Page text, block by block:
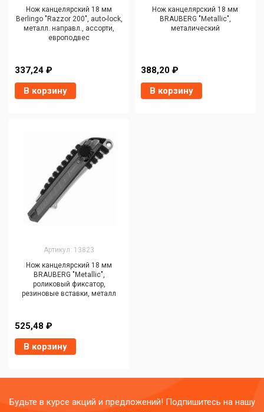
Нож канцелярский 18 мм
Berlingo "Razzor 200", auto-lock,
металл. направл., ассорти,
европодвес
337,24 ₽
В корзину
Нож канцелярский 18 мм
BRAUBERG "Metallic",
металический
388,20 ₽
В корзину
Артикул: 13823
Нож канцелярский 18 мм
BRAUBERG "Metallic",
роликовый фиксатор,
резиновые вставки, металл
525,48 ₽
В корзину
Будьте в курсе акций и предложений! Подпишитесь на нашу